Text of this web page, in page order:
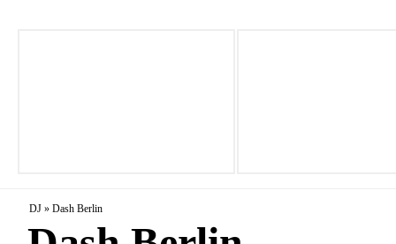
DJ » Dash Berlin